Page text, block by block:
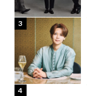
3
4